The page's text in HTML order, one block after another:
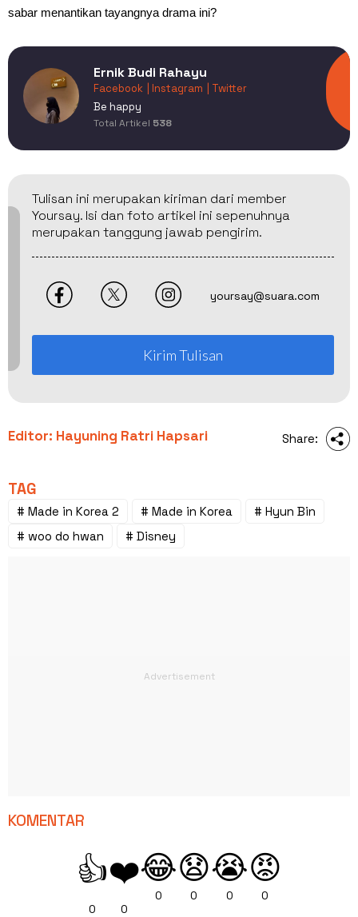
sabar menantikan tayangnya drama ini?
Ernik Budi Rahayu
Facebook | Instagram
| Twitter
Be happy
Total Artikel 538
Tulisan ini merupakan kiriman dari member
Yoursay. Isi dan foto artikel ini sepenuhnya
merupakan tanggung jawab pengirim.
yoursay@suara.com
Kirim Tulisan
Editor: Hayuning Ratri Hapsari Share:
TAG
# Made in Korea 2 # Made in Korea
# Hyun Bin
# woo do hwan
# Disney
KOMENTAR
👍
0
❤️
0
😂
0
😧
0
😭
0
😡
0